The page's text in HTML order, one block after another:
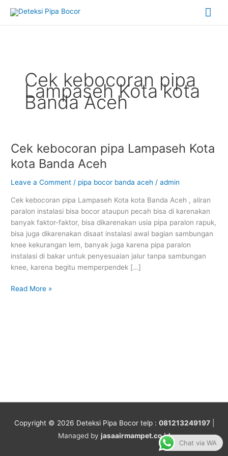
content
Cek kebocoran pipa
Lampaseh Kota kota
Banda Aceh
Cek kebocoran pipa Lampaseh Kota
kota Banda Aceh
Leave a Comment / pipa bocor banda aceh /admin
Cek kebocoran pipa Lampaseh Kota kota Banda Aceh , aliran
paralon instalasi bisa bocor ataupun pecah bisa di karenakan
banyak faktor-faktor, bisa dikarenakan usia pipa paralon rapuk,
bisa juga dikarenakan disaat instalasi awal bagian sambungan
knee kekurangan lem, banyak juga karena pipa paralon
instalasi di bakar untuk penyesuaian jalur tanpa sambungan
knee, karena begitu memperpendek […]
Cek
kebocoran
pipa
Lampaseh
kota
Banda
Aceh
Read More »
Copyright © 2026 Deteksi Pipa Bocortelp : 081213249197|
Managed by jasaairmampet.co.id
Chat via WA